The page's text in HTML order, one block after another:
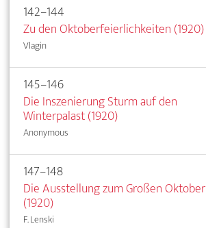
142–144
Zu den Oktoberfeierlichkeiten (1920)
Vlagin
145–146
Die Inszenierung Sturm auf den
Winterpalast (1920)
Anonymous
147–148
Die Ausstellung zum Großen Oktober
(1920)
F. Lenski